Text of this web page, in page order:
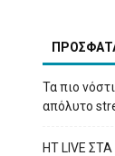
Τα πιο
απόλυτο
HT LIVE